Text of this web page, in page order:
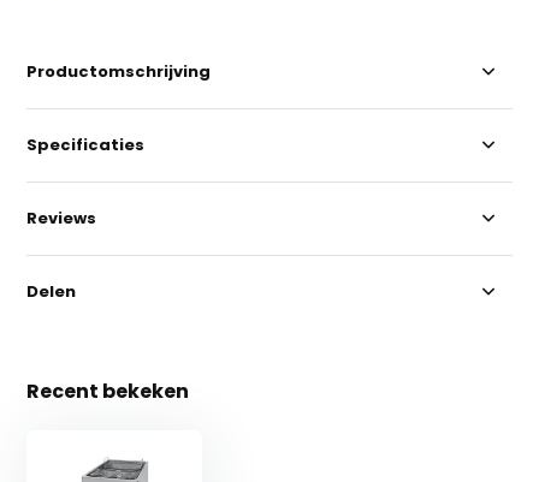
Productomschrijving
Specificaties
Reviews
Delen
Recent bekeken